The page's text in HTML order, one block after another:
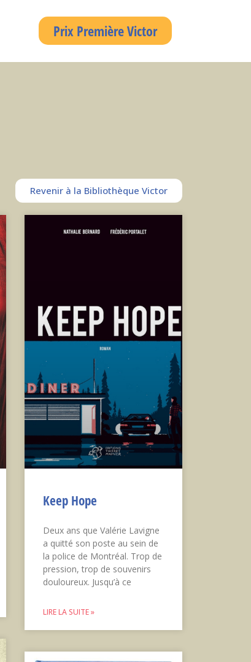
Prix Première Victor
Revenir à la Bibliothèque Victor
Keep Hope
Deux ans que Valérie Lavigne
a quitté son poste au sein de
la police de Montréal. Trop de
pression, trop de souvenirs
douloureux. Jusqu’à ce
LIRE LA SUITE »